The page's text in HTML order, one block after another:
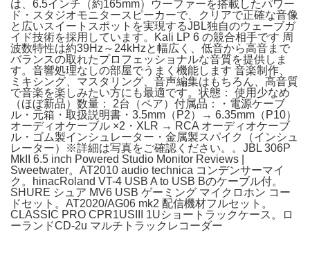
は、6.5インチ（約165mm）ウーファーを搭載したパワー
ド・スタジオモニタースピーカーで、クリアで正確な音像
と広いスイートスポットを実現するJBL独自のウェーブガ
イド技術を採用しています。Kali LP 6 の競合相手です 周
波数特性は約39Hz～24kHzと幅広く、低音から高音まで
バランスの取れたプロフェッショナルな音質を提供しま
す。音響処理なしの部屋でうまく機能します 音楽制作、
ミキシング、マスタリング、音声編集はもちろん、高音質
で音楽を楽しみたい方にも最適です。状態： 使用少なめ
（ほぼ新品）数量： 2台（ペア）付属品：・電源ケーブ
ル・元箱・取扱説明書・3.5mm（P2）→ 6.35mm（P10）
オーディオケーブル ×2・XLR → RCA オーディオケーブ
ル・ゴム製インシュレーター・金属製スパイク（インシュ
レーター）※詳細は写真をご確認ください。。JBL 306P
MkII 6.5 inch Powered Studio Monitor Reviews |
Sweetwater。AT2010 audio technica コンデンサーマイ
ク。hinacRoland VT-4 USB A to USB Bのケーブル付。
SHURE シュア MV6 USB ゲーミング マイクロホン コー
ドセット。AT2020/AG06 mk2 配信機材フルセット。
CLASSIC PRO CPR1USIII 1Uショートラックケース。ロ
ーランドCD-2u マルチトラックレコーダー